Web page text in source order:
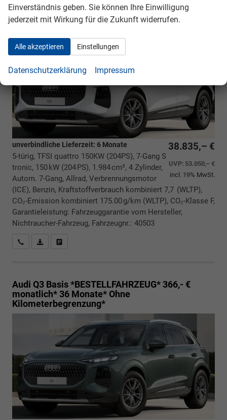
Audi Q3 Sportback Basis BESTELLFAHRZEUG /
FREI KONFIGURIERBAR
38.835,– €
UVP: 53.050,– €
incl. 19% MwSt.
unverbindliche Lieferzeit: 6 Monate
5-türig, TFSI quattro 150KW (204PS), 7-Gang S
tronic, 150 kW (204 PS), 1.984 cm³, 4 Zylinder,
Autom. 7-Gang, Allrad, Verbrennungsmotor
(ICE), Benzin, Kraftstoffverbrauch kombiniert 7,7 (WLTP),
CO₂-Emission kombiniert 175.00 g/km (WLTP), CO₂-Klasse F,
Garantieleistung: Fahrzeuggarantie vom Hersteller,
Nichtraucher-Fahrzeug, Fahrzeugnr.: 40503
Rückrufbitte absenden
PDF-Datei, Fahrzeugexposé drucken
Audi Q3 Basis *BESTELLFAHRZEUG* 366,- €
monatlich* 36 Monate* Ohne
Kilometerbegrenzung*
Einverständnis geben. Sie können Ihre Einwilligung
jederzeit mit Wirkung für die Zukunft widerrufen.
Alle akzeptieren Einstellungen
Datenschutzerklärung Impressum